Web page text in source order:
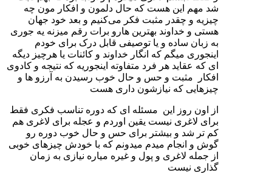
شد مهم این هست که حال دلمون و افکار مون چه
چیزیه و چقدر مثبت فکر می‌کنیم و بعد خود جهان
هستی و خداوند بهترین هارو برات رقم میزنه یه جوری
به زبان ساده و یا توصیفی قابل درک برای خودم
اینجوری میگم که انگار خداوند و کائنات یا هرچیز دیگه
ای که عقاید هر فرد متفاوته اینجوریه که نتیجه و کادوی
افکار مثبت و حس و حال خوب رسیدن به آرزو ها و
چیزهایی که نیازشون داری هست
از اون روز این مسئله ای که دوره تناسب فکری فقط
برای لاغری نیست یقین اوردم و عجله برای لاغری هم
کم تر شد و بیشتر برای حس و حال خوب دوره رو
گوش و انجام میدم میدونم که با خودش چیزهای خوبی
از جمله لاغری و پول و غیره میاره نیازی به زمان
گذاری نیست